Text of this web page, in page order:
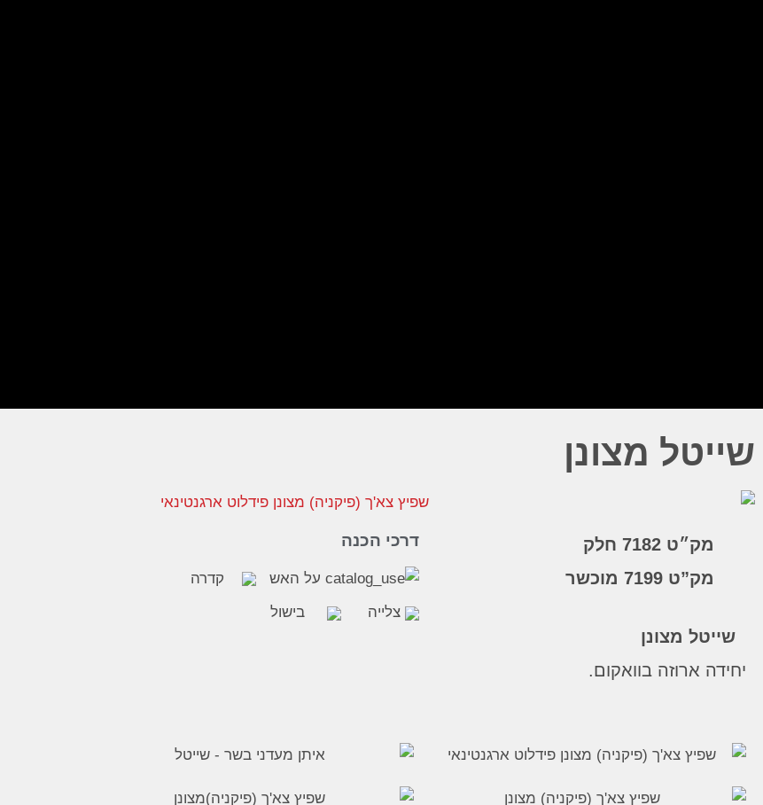
שייטל מצונן
מק״ט 7182
חלק
מק”ט 7199 מוכשר
שייטל מצונן
יחידה ארוזה בוואקום.
דרכי הכנה
על האש קדרה
צלייה בישול